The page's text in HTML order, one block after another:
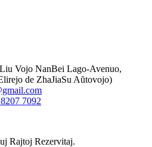
Vojo NanBei Lago-Avenuo,
de ZhaJiaSu Aŭtovojo)
7092
Rajtoj Rezervitaj.